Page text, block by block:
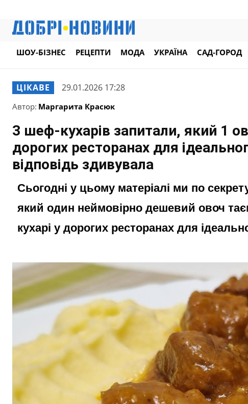
ШОУ-БІЗНЕС РЕЦЕПТИ МОДА УКРАЇНА САД-ГОРОД
ЦІКАВЕ 29.01.2026 17:28
Автор: Маргарита Красюк
3 шеф-кухарів запитали, який 1
дорогих ресторанах для
відповідь здивувала
Сьогодні у цьому матеріалі ми по
який один неймовірно дешевий овоч
кухарі у дорогих ресторанах для